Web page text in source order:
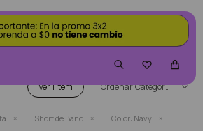

DE BAÑO COLOR NAVY
Ver Categoría
Short de Baño Color: Navy